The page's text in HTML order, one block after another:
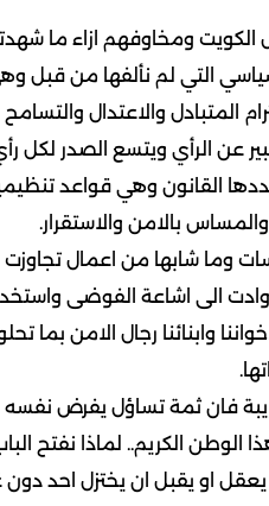
ومخاوفهم ازاء ما
التي لم نألفها من قبل
المتبادل والاعتدال والتسامح
عن الرأي ويتسع الصدر
القانون وهي قواعد
بالامن والاستقرار.
وما شابها من اعمال
الى اشاعة الفوضى
لاخواننا وابنائنا رجال
فان ثمة تساؤل يفرض نفسه
الوطن الكريم.. لماذا نفتح
او يقبل ان يختزل احد